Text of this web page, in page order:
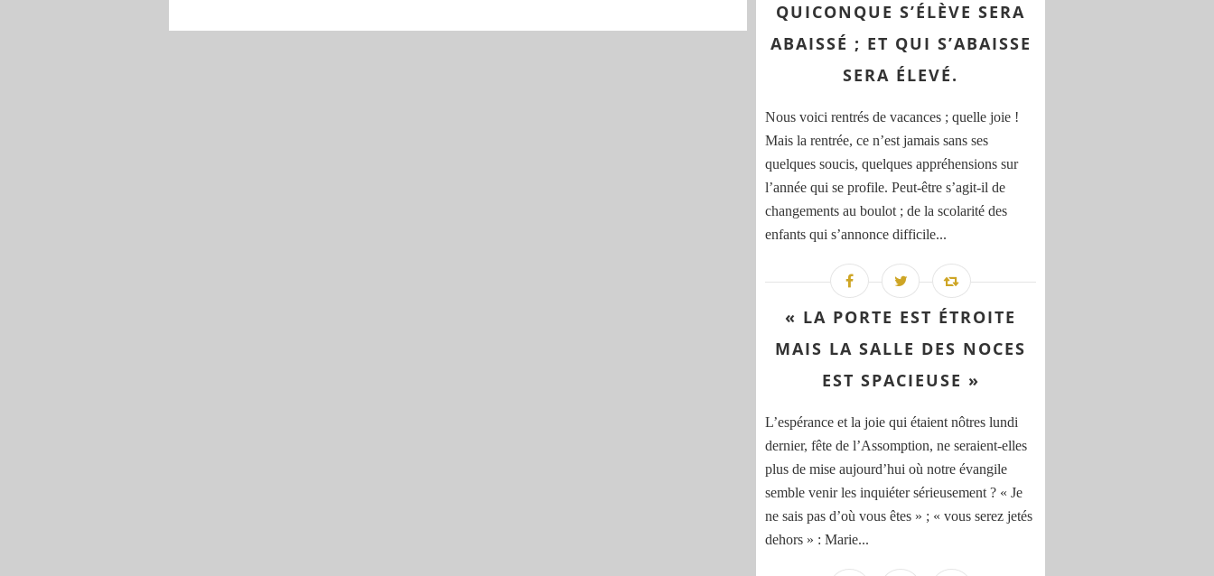
QUICONQUE S’ÉLÈVE SERA
ABAISSÉ ; ET QUI S’ABAISSE
SERA ÉLEVÉ.
Nous voici rentrés de vacances ; quelle joie !
Mais la rentrée, ce n’est jamais sans ses
quelques soucis, quelques appréhensions sur
l’année qui se profile. Peut-être s’agit-il de
changements au boulot ; de la scolarité des
enfants qui s’annonce difficile...
« LA PORTE EST ÉTROITE
MAIS LA SALLE DES NOCES
EST SPACIEUSE »
L’espérance et la joie qui étaient nôtres lundi
dernier, fête de l’Assomption, ne seraient-elles
plus de mise aujourd’hui où notre évangile
semble venir les inquiéter sérieusement ? « Je
ne sais pas d’où vous êtes » ; « vous serez jetés
dehors » : Marie...